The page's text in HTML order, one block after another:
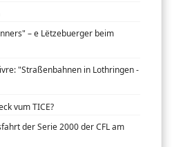
– e Lëtzebuerger beim
"Straßenbahnen in Lothringen -
vum TICE?
der Serie 2000 der CFL am